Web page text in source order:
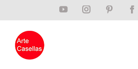
YouTubeInstagramPinterest